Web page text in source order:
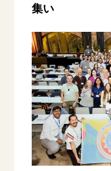
日蓮大聖人の仏法（教
釈尊～法華経
日蓮大聖人
創価学会の三代会長
初代会長・牧口常三
第2代会長・戸田城
第3代会長・池田大
仏法を学ぶ
主な行事
年間の活動について
友人葬
彼岸
核兵器の廃絶に向け連
「持続可能な開発目標
人道支援
音楽活動
展示活動
教育本部の活動
図書贈呈
世界の創価学会の歴史
基本情報
創価学会 会憲
創価学会 会則
創価学会 社会憲章
組織・機構
会長・理事長・各部長
沿革
会員サポート
座談会御書ｅ講義
小説『新・人間革命』
御書検索［新版］
関連リンク
創価学会総本部
墓地公園・納骨堂
ご意見
ご利用にあたって
集い